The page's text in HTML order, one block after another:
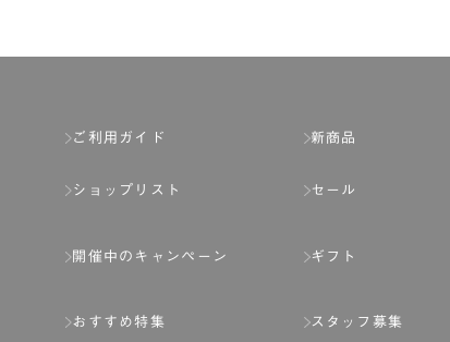
ご利用ガイド
ショップリスト
開催中のキャンペーン
おすすめ特集
新商品
セール
ギフト
スタッフ募集